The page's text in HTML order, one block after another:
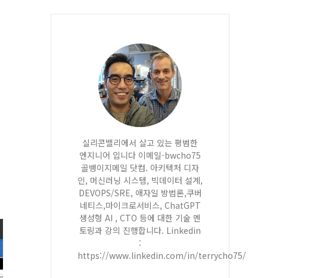
실리콘밸리에서 살고 있는 평범한
엔지니어 입니다 이메일-bwcho75
골뱅이지메일 닷컴. 아키텍처 디자
인, 머신러닝 시스템, 빅데이터 설계,
DEVOPS/SRE, 애자일 방법론,쿠버
네티스,마이크로서비스, ChatGPT
생성형 AI , CTO 등에 대한 기술 멘
토링과 강의 진행합니다. Linkedin
:
https://www.linkedin.com/in/terrycho75/